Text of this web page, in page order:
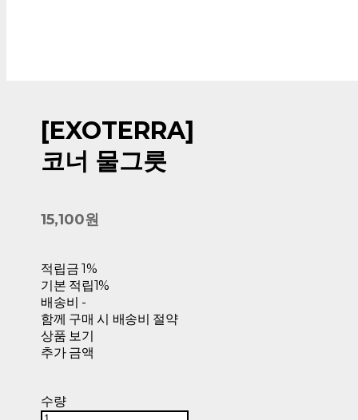
[EXOTERRA]
코너 물그릇
15,100원
적립금 1%
기본 적립1%
배송비 -
함께 구매 시 배송비 절약
상품 보기
추가 금액
수량